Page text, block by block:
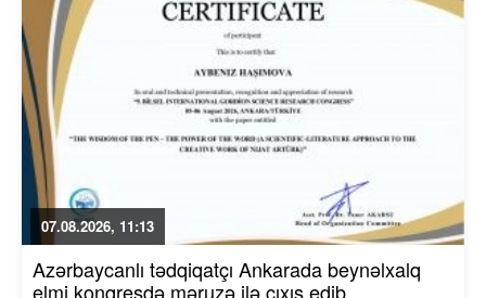
07.08.2026, 11:13
Azərbaycanlı tədqiqatçı Ankarada beynəlxalq
elmi konqresdə məruzə ilə çıxış edib